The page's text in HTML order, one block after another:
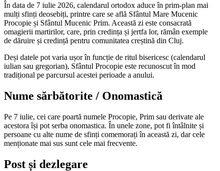
În data de 7 iulie 2026, calendarul ortodox aduce în prim-plan mai
mulți sfinți deosebiți, printre care se află Sfântul Mare Mucenic
Procopie și Sfântul Mucenic Prim. Această zi este consacrată
omagierii martirilor, care, prin credința și jertfa lor, rămân exemple
de dăruire și credință pentru comunitatea creștină din Cluj.
Deși datele pot varia ușor în funcție de ritul bisericesc (calendarul
iulian sau gregorian), Sfântul Procopie este recunoscut în mod
tradițional pe parcursul acestei perioade a anului.
Nume sărbătorite / Onomastică
Pe 7 iulie, cei care poartă numele Procopie, Prim sau derivate ale
acestora își pot serba onomastica. În unele zone, pot fi întâlnite și
persoane cu alte nume de sfinți comemorați în această zi, dar cele
menționate mai sus sunt cele mai frecvente.
Post și dezlegare